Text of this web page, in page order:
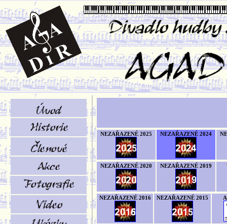
NEZAŘAZENÉ 2025 NEZAŘAZENÉ 2024
NEZAŘAZENÉ 2020 NEZAŘAZENÉ 2019
NEZAŘAZENÉ 2016 NEZAŘAZENÉ 2015